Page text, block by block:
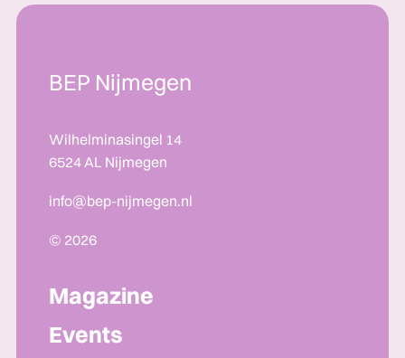
BEP Nijmegen
Wilhelminasingel 14
6524 AL Nijmegen
info@bep-nijmegen.nl
© 2026
Magazine
Events